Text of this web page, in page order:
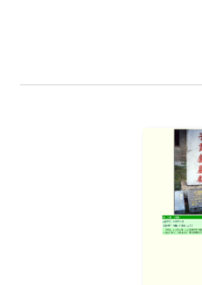
に雷で焼けたという
いるので「楷書」の
閑谷学校にある。子
人。『山東通志』に
囲一丈，枯而不朽」